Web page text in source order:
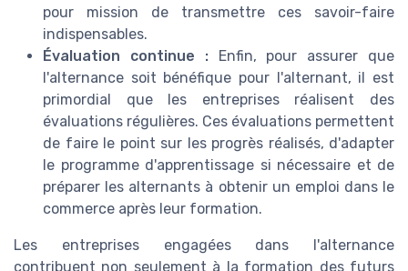
pour mission de transmettre ces savoir-faire
indispensables.
Évaluation continue :Enfin, pour assurer que
l'alternance soit bénéfique pour l'alternant, il est
primordial que les entreprises réalisent des
évaluations régulières. Ces évaluations permettent
de faire le point sur les progrès réalisés, d'adapter
le programme d'apprentissage si nécessaire et de
préparer les alternants à obtenir un emploi dans le
commerce après leur formation.
Les entreprises engagées dans l'alternance
contribuent non seulement à la formation des futurs